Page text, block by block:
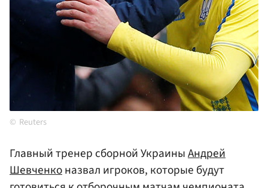
Reuters
Главный тренер сборной УкраиныАндрей
Шевченконазвал игроков, которые будут